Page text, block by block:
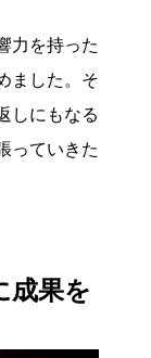
力を持った
ました。そ
しにもなる
っていきた
成果を